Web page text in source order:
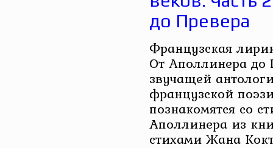
до Превера
Французская
От Аполлинера до
звучащей
французской
познакомятся со
Аполлинера из
стихами Жана